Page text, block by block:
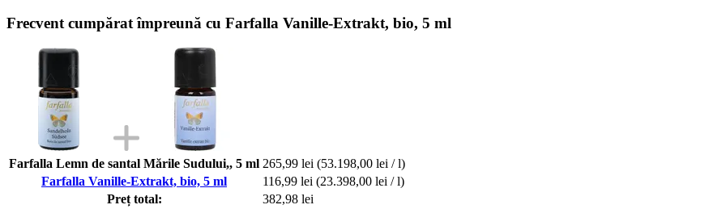
Frecvent cumpărat împreună cu Farfalla Vanille-Extrakt, bio, 5 ml
Farfalla Lemn de santal Mările Sudului,, 5 ml 265,99 lei (53.198,00 lei / l)
Farfalla Vanille-Extrakt, bio, 5 ml
116,99 lei (23.398,00 lei / l)
Preț total:
382,98 lei